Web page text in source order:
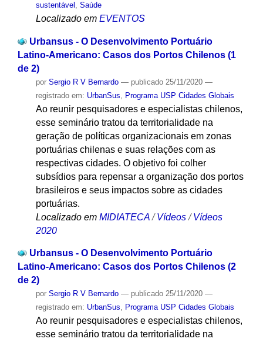
sustentável , Saúde
Localizado em EVENTOS
Urbansus - O Desenvolvimento Portuário
Latino-Americano: Casos dos Portos Chilenos (1
de 2)
por Sergio R V Bernardo — publicado25/11/2020 —
registrado em: UrbanSus Programa USP Cidades Globais
Ao reunir pesquisadores e especialistas chilenos,
esse seminário tratou da territorialidade na
geração de políticas organizacionais em zonas
portuárias chilenas e suas relações com as
respectivas cidades. O objetivo foi colher
subsídios para repensar a organização dos portos
brasileiros e seus impactos sobre as cidades
portuárias.
Localizado em MIDIATECA /Vídeos /Vídeos
2020
Urbansus - O Desenvolvimento Portuário
Latino-Americano: Casos dos Portos Chilenos (2
de 2)
por Sergio R V Bernardo — publicado25/11/2020 —
registrado em: UrbanSus, Programa USP Cidades Globais
Ao reunir pesquisadores e especialistas chilenos,
esse seminário tratou da territorialidade na